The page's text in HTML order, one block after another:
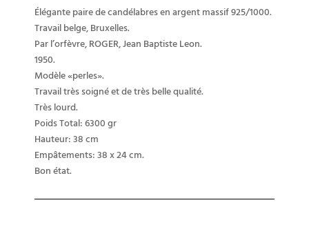
Élégante paire de candélabres en argent massif 925/1000.
Travail belge, Bruxelles.
Par l’orfèvre, ROGER, Jean Baptiste Leon.
1950.
Modèle «perles».
Travail très soigné et de très belle qualité.
Très lourd.
Poids Total: 6300 gr
Hauteur: 38 cm
Empâtements: 38 x 24 cm.
Bon état.